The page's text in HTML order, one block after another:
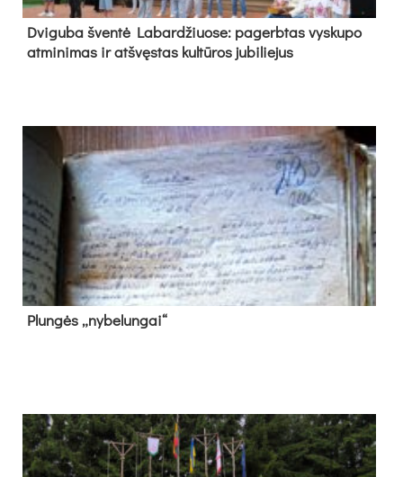
Dvi­gu­ba šven­tė La­bar­džiuo­se: pa­gerb­tas vys­ku­po
at­mi­ni­mas ir at­švęs­tas kul­tū­ros ju­bi­lie­jus
Plun­gės „ny­be­lun­gai“